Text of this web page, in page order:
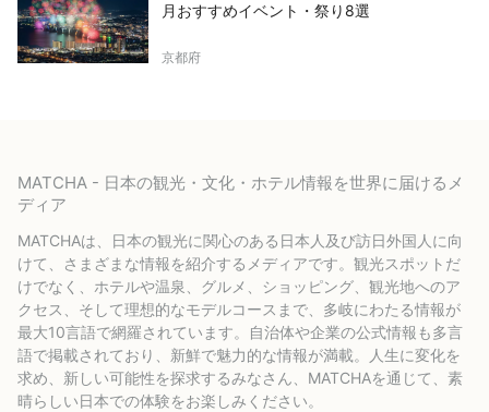
月おすすめイベント・祭り8選
京都府
MATCHA - 日本の観光・文化・ホテル情報を世界に届けるメ
ディア
MATCHAは、日本の観光に関心のある日本人及び訪日外国人に向
けて、さまざまな情報を紹介するメディアです。観光スポットだ
けでなく、ホテルや温泉、グルメ、ショッピング、観光地へのア
クセス、そして理想的なモデルコースまで、多岐にわたる情報が
最大10言語で網羅されています。自治体や企業の公式情報も多言
語で掲載されており、新鮮で魅力的な情報が満載。人生に変化を
求め、新しい可能性を探求するみなさん、MATCHAを通じて、素
晴らしい日本での体験をお楽しみください。